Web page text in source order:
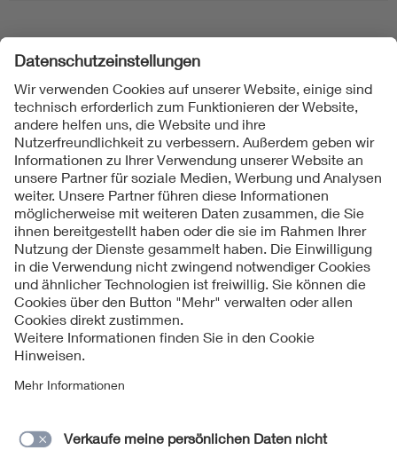
Folgen Sie uns
Kontakt
Impressum
Datenschutzinformationen
Cookie Hinweise
Compliance
Jahresarchiv